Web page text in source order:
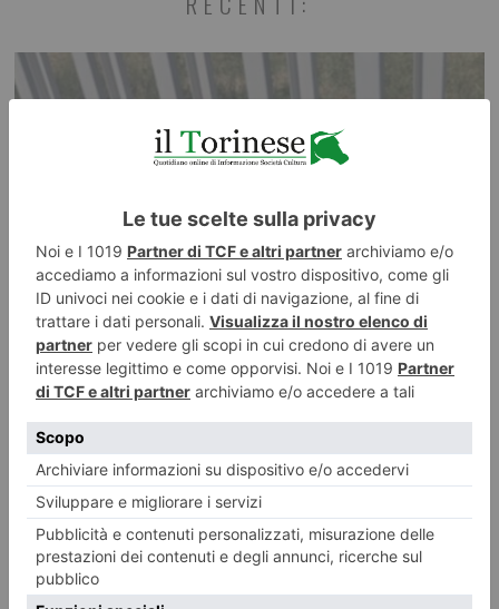
Nel portaombrelli e nel cappellino: i trucchi per nascondere la
droga
Alto e basso canavese, sino alla prima cintura di Torino, abbracciando
anche la collina della città